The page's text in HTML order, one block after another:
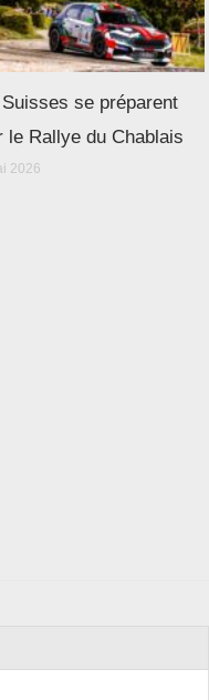
se préparent
le Rallye du Chablais
2026